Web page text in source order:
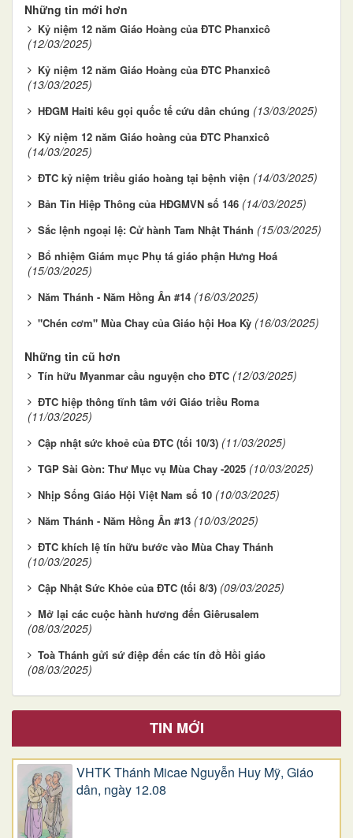
Những tin mới hơn
Kỷ niệm 12 năm Giáo Hoàng của ĐTC Phanxicô
(12/03/2025)
Kỷ niệm 12 năm Giáo Hoàng của ĐTC Phanxicô
(13/03/2025)
HĐGM Haiti kêu gọi quốc tế cứu dân chúng (13/03/2025)
Kỷ niệm 12 năm Giáo hoàng của ĐTC Phanxicô
(14/03/2025)
ĐTC kỷ niệm triều giáo hoàng tại bệnh viện (14/03/2025)
Bản Tin Hiệp Thông của HĐGMVN số 146 (14/03/2025)
Sắc lệnh ngoại lệ: Cử hành Tam Nhật Thánh (15/03/2025)
Bổ nhiệm Giám mục Phụ tá giáo phận Hưng Hoá
(15/03/2025)
Năm Thánh - Năm Hồng Ân #14 (16/03/2025)
"Chén cơm" Mùa Chay của Giáo hội Hoa Kỳ (16/03/2025)
Những tin cũ hơn
Tín hữu Myanmar cầu nguyện cho ĐTC (12/03/2025)
ĐTC hiệp thông tĩnh tâm với Giáo triều Roma
(11/03/2025)
Cập nhật sức khoẻ của ĐTC (tối 10/3) (11/03/2025)
TGP Sài Gòn: Thư Mục vụ Mùa Chay -2025 (10/03/2025)
Nhịp Sống Giáo Hội Việt Nam số 10 (10/03/2025)
Năm Thánh - Năm Hồng Ân #13 (10/03/2025)
ĐTC khích lệ tín hữu bước vào Mùa Chay Thánh
(10/03/2025)
Cập Nhật Sức Khỏe của ĐTC (tối 8/3) (09/03/2025)
Mở lại các cuộc hành hương đến Giêrusalem
(08/03/2025)
Toà Thánh gửi sứ điệp đến các tín đồ Hồi giáo
(08/03/2025)
TIN MỚI
VHTK Thánh Micae Nguyễn Huy Mỹ, Giáo
dân, ngày 12.08